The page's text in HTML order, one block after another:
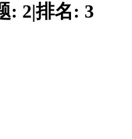
: 2|排名: 3